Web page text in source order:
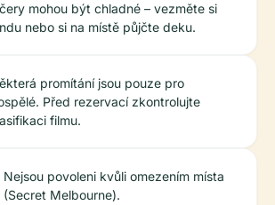
mohou být chladné – vezměte si
nebo si na místě půjčte deku.
promítání jsou pouze pro
Před rezervací zkontrolujte
filmu.
Nejsou povoleni kvůli omezením místa
(Secret Melbourne).